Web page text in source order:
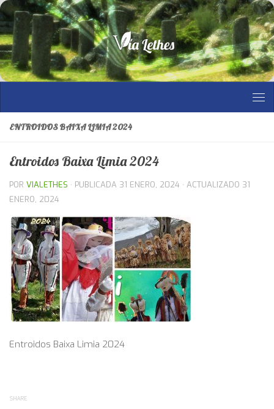
Saltar al contenido
ENTROIDOS BAIXA LIMIA 2024
Entroidos Baixa Limia 2024
POR VIALETHES · PUBLICADA 31 ENERO, 2024 · ACTUALIZADO 31
ENERO, 2024
Entroidos Baixa Limia 2024
SHARE